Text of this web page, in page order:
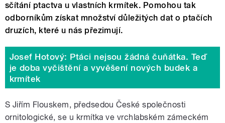
sčítání ptactva u vlastních krmítek. Pomohou tak
odborníkům získat množství důležitých dat o ptačích
druzích, které u nás přezimují.
Josef Hotový: Ptáci nejsou žádná čuňátka. Teď
je doba vyčištění a vyvěšení nových budek a
krmítek
S Jiřím Flouskem, předsedou České společnosti
ornitologické, se u krmítka ve vrchlabském zámeckém